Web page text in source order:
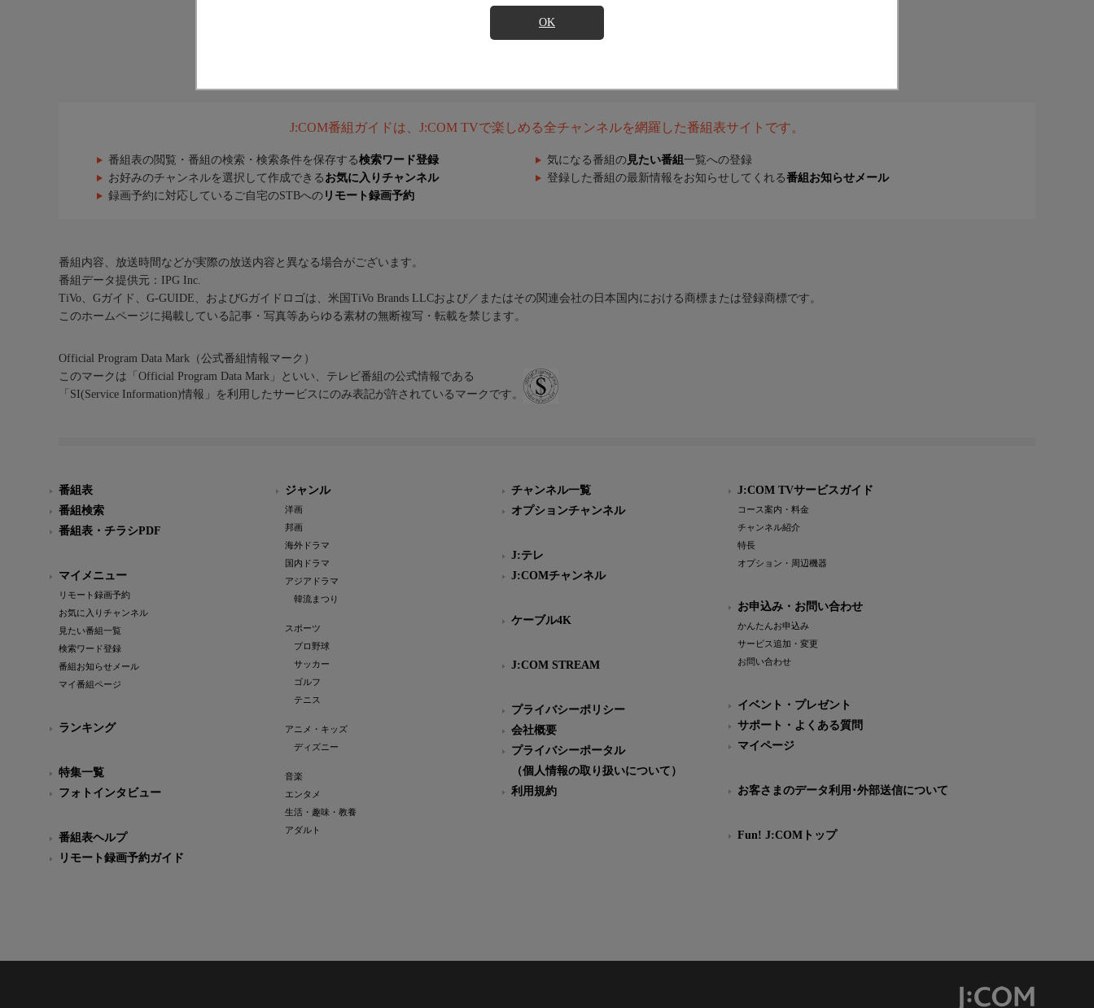
OK
J:COM番組ガイドは、J:COM TVで楽しめる全チャンネルを網羅した番組表サイトです。
番組表の閲覧・番組の検索・検索条件を保存する検索ワード登録 気になる番組の 見たい番組 一覧への登録
お好みのチャンネルを選択して作成できる お気に入りチャンネル 登録した番組の最新情報をお知らせしてくれる番組お知らせメール
録画予約に対応しているご自宅のSTBへの リモート録画予約
番組内容、放送時間などが実際の放送内容と異なる場合がございます。
番組データ提供元：IPG Inc.
TiVo、Gガイド、G-GUIDE、およびGガイドロゴは、米国TiVo Brands LLCおよび／またはその関連会社の日本国内における商標または登録商標です。
このホームページに掲載している記事・写真等あらゆる素材の無断複写・転載を禁じます。
Official Program Data Mark（公式番組情報マーク）
このマークは「Official Program Data Mark」といい、テレビ番組の公式情報である
「SI(Service Information)情報」を利用したサービスにのみ表記が許されているマークです。
番組表
番組検索
番組表・チラシPDF
マイメニュー
リモート録画予約
お気に入りチャンネル
見たい番組一覧
検索ワード登録
番組お知らせメール
マイ番組ページ
ランキング
特集一覧
フォトインタビュー
番組表ヘルプ
リモート録画予約ガイド
ジャンル
洋画
邦画
海外ドラマ
国内ドラマ
アジアドラマ
韓流まつり
スポーツ
プロ野球
サッカー
ゴルフ
テニス
アニメ・キッズ
ディズニー
音楽
エンタメ
生活・趣味・教養
アダルト
チャンネル一覧
オプションチャンネル
J:テレ
J:COMチャンネル
ケーブル4K
J:COM STREAM
プライバシーポリシー
会社概要
プライバシーポータル
（個人情報の取り扱いについて）
利用規約
J:COM TVサービスガイド
コース案内・料金
チャンネル紹介
特長
オプション・周辺機器
お申込み・お問い合わせ
かんたんお申込み
サービス追加・変更
お問い合わせ
イベント・プレゼント
サポート・よくある質問
マイページ
お客さまのデータ利用･外部送信について
Fun! J:COMトップ